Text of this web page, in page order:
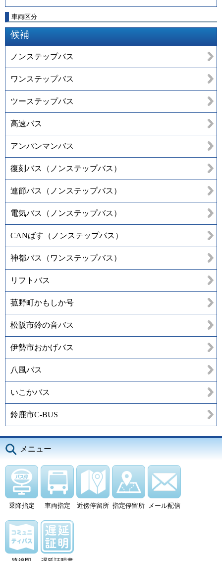
車両区分
候補
ノンステップバス
ワンステップバス
ツーステップバス
高速バス
アンパンマンバス
復刻バス（ノンステップバス）
連節バス（ノンステップバス）
電気バス（ノンステップバス）
CANばす（ノンステップバス）
神都バス（ワンステップバス）
リフトバス
菰野町かもしか号
松阪市鈴の音バス
伊勢市おかげバス
八風バス
いこかバス
鈴鹿市C-BUS
メニュー
乗降指定 車両指定 近傍停留所 指定停留所 メール配信